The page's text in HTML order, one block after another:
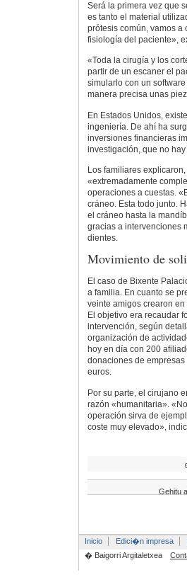
Será la primera vez que
es tanto el material
prótesis común, vamos a
fisiología del paciente»,
«Toda la cirugía y los
partir de un escaner el
simularlo con un
manera precisa unas
En Estados Unidos,
ingeniería. De ahí ha
inversiones financieras
investigación, que no
Los familiares
«extremadamente
operaciones a cuestas.
cráneo. Esta todo junto.
el cráneo hasta la
gracias a intervenciones
dientes.
Movimiento de
El caso de Bixente
a familia. En cuanto se
veinte amigos crearon
El objetivo era recaudar
intervención, según
organización de
hoy en día con 200
donaciones de
euros.
Por su parte, el cirujano
razón «humanitaria».
operación sirva de
coste muy elevado»,
Gehitu
Inicio Edici�n impresa
� Baigorri Argitaletxea